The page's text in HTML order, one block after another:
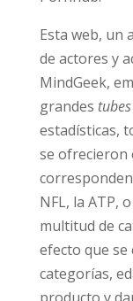
Esta web, un
miles de
gigante
otros grandes
estadísticas,
no se
NFL, la ATP,
multitud de
efecto que
rankings,
normalizar